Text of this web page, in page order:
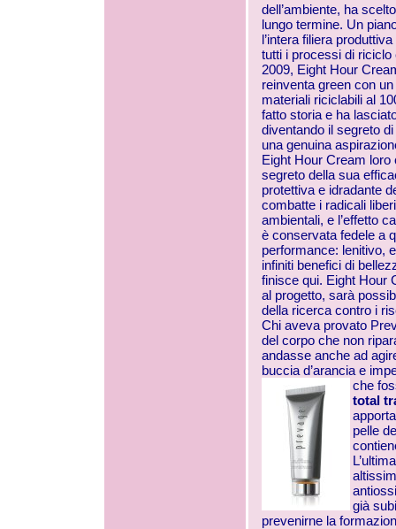
dell’ambiente, ha
lungo termine. Un
l’intera filiera
tutti i processi di
2009, Eight Hour
reinventa green con un
materiali riciclabili al
fatto storia e ha
diventando il segreto
una genuina
Eight Hour Cream
segreto della sua
protettiva e idradante
combatte i radicali
ambientali, e l’effetto
è conservata fedele a
performance: lenitivo,
infiniti benefici di
finisce qui. Eight Hour
al progetto, sarà
della ricerca contro i
Chi aveva provato
del corpo che non
andasse anche ad
buccia d’arancia e
che
total
pelle
già
prevenirne la